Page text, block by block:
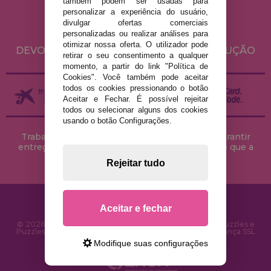
POLÍTICA DE COOKIES
ENVIO E DEVOLUÇÕES
DEVOLUÇÕES / DIREITO DE LIVRE RESOLUÇÃO
Trabalhamos com stocks permanentes para garantir
entregas rápidas no território peninsular, desde que a
encomenda seja feita até às 18h00.
© 2026 CasaDoPuzzle.com - Loja Online para comprar Puzzles e
Puzzles na Internet. Entrega rápida em 24 horas e segurança SSL
personalizar a experiência do usuário,
divulgar ofertas comerciais
personalizadas ou realizar análises para
otimizar nossa oferta. O utilizador pode
retirar o seu consentimento a qualquer
momento, a partir do link "Política de
Cookies". Você também pode aceitar
todos os cookies pressionando o botão
Aceitar e Fechar. É possível rejeitar
todos ou selecionar alguns dos cookies
usando o botão Configurações.
Rejeitar tudo
Aceitar e fechar
Modifique suas configurações